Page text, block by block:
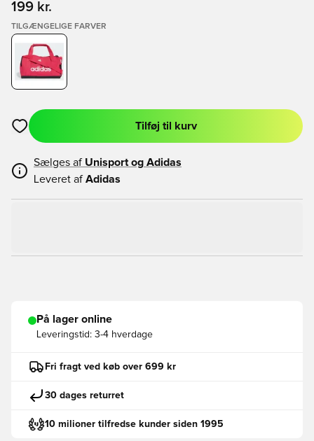
199 kr.
TILGÆNGELIGE FARVER
Åbner en Modal til at logge ind eller tilmelde dig som medlem
Tilføj til kurv
Sælges af Unisport og Adidas
Leveret af Adidas
På lager online
Leveringstid: 3-4 hverdage
Fri fragt ved køb over 699 kr
30 dages returret
10 milioner tilfredse kunder siden 1995